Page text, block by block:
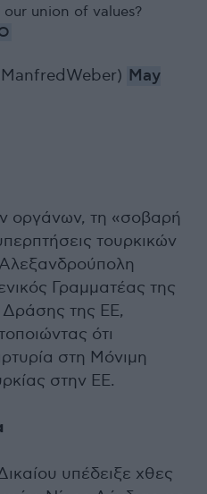
union of values?
May
οργάνων, τη «σοβαρή
τουρκικών
Γραμματέας της
Δράσης της ΕΕ,
ότι
στη Μόνιμη
στην ΕΕ.
υπέδειξε χθες